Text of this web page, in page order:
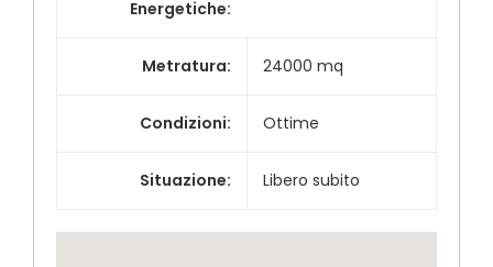
Energetiche:
Metratura: 24000 mq
Condizioni: Ottime
Situazione: Libero subito